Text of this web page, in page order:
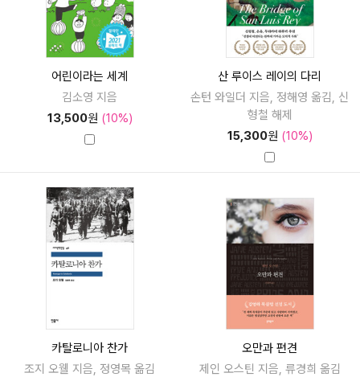
어린이라는 세계
김소영 지음
13,500원 (10%)
산 루이스 레이의 다리
손턴 와일더 지음, 정해영 옮김, 신
형철 해제
15,300원 (10%)
카탈로니아 찬가
조지 오웰 지음, 정영목 옮김
오만과 편견
제인 오스틴 지음, 류경희 옮김